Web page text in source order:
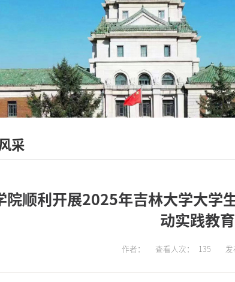
采
院顺利开展2025年吉林大学大学
动实践教
作者： 查看人次： 135